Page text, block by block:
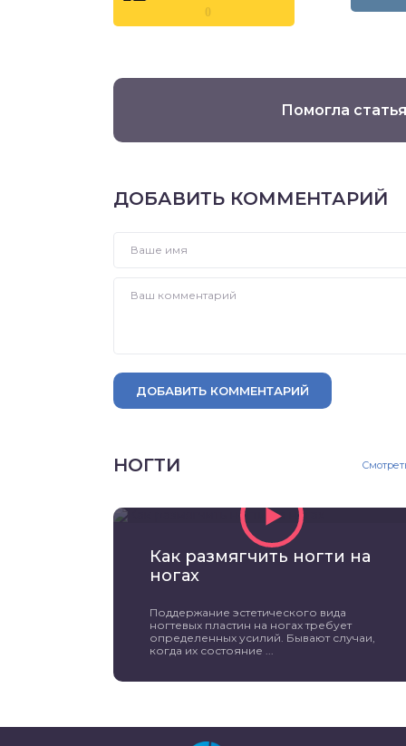
0
Помогла
ДОБАВИТЬ КОММЕНТАРИЙ
ДОБАВИТЬ КОММЕНТАРИЙ
НОГТИ
Как размягчить ногти на
ногах
Поддержание эстетического вида
ногтевых пластин на ногах требует
определенных усилий. Бывают случаи,
когда их состояние ...